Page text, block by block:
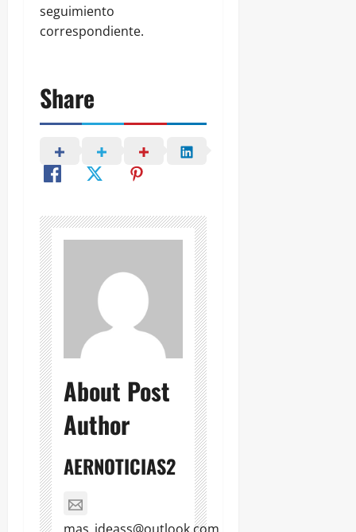
seguimiento
correspondiente.
Share
About Post
Author
AERNOTICIAS2